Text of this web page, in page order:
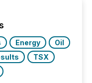
a “ zero-
systems...
Energy
Oil
TSX